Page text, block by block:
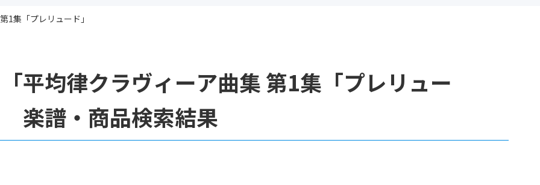
1集「プレリュード」
平均律クラヴィーア曲集 第1集「プレリュー
楽譜・商品検索結果